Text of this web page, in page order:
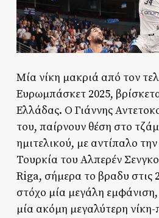
Μία νίκη μακριά από τον
Ευρωμπάσκετ 2025,
Ελλάδας. Ο Γιάννης
του, παίρνουν θέση στο
ημιτελικού, με αντίπαλο
Τουρκία του Αλπερέν
Riga, σήμερα το βραδυ στις
στόχο μία μεγάλη εμφάνιση,
μία ακόμη μεγαλύτερη